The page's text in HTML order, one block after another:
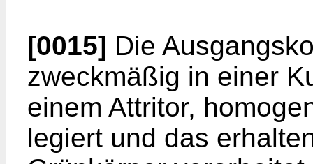
[0015] Die
zweckmäßig in einer
einem Attritor,
legiert und das